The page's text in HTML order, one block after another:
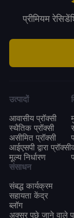
प्रीमियम
उत्पादों
आवासीय प्रॉक्सी
स्थैतिक प्रॉक्सी
असीमित प्रॉक्सी
आईएसपी द्वारा प्रॉक्सी
मूल्य निर्धारण
संसाधन
संबद्ध कार्यक्रम
सहायता केंद्र
ब्लॉग
अक्सर पूछे जाने वाले